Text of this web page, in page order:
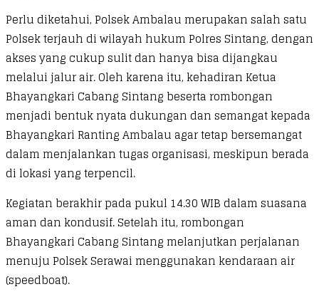
Perlu diketahui, Polsek Ambalau merupakan salah satu
Polsek terjauh di wilayah hukum Polres Sintang, dengan
akses yang cukup sulit dan hanya bisa dijangkau
melalui jalur air. Oleh karena itu, kehadiran Ketua
Bhayangkari Cabang Sintang beserta rombongan
menjadi bentuk nyata dukungan dan semangat kepada
Bhayangkari Ranting Ambalau agar tetap bersemangat
dalam menjalankan tugas organisasi, meskipun berada
di lokasi yang terpencil.
Kegiatan berakhir pada pukul 14.30 WIB dalam suasana
aman dan kondusif. Setelah itu, rombongan
Bhayangkari Cabang Sintang melanjutkan perjalanan
menuju Polsek Serawai menggunakan kendaraan air
(speedboat).